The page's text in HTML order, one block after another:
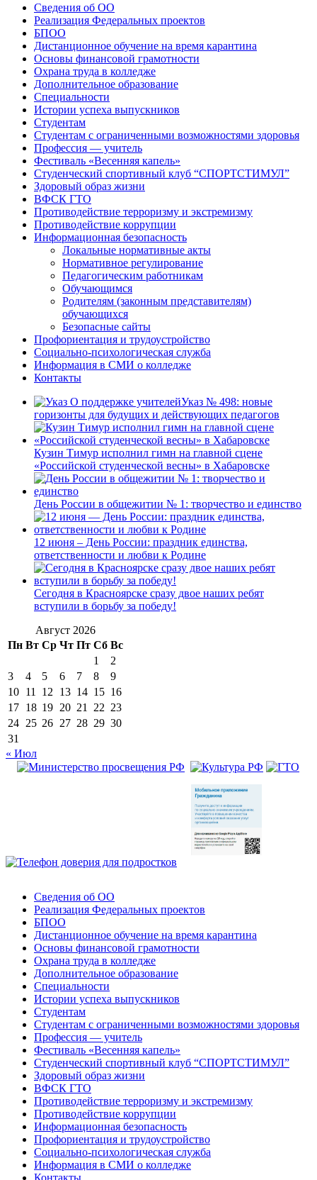
Сведения об ОО
Реализация Федеральных проектов
БПОО
Дистанционное обучение на время карантина
Основы финансовой грамотности
Охрана труда в колледже
Дополнительное образование
Специальности
Истории успеха выпускников
Студентам
Студентам с ограниченными возможностями здоровья
Профессия — учитель
Фестиваль «Весенняя капель»
Студенческий спортивный клуб “СПОРТСТИМУЛ”
Здоровый образ жизни
ВФСК ГТО
Противодействие терроризму и экстремизму
Противодействие коррупции
Информационная безопасность
Локальные нормативные акты
Нормативное регулирование
Педагогическим работникам
Обучающимся
Родителям (законным представителям)
обучающихся
Безопасные сайты
Профориентация и трудоустройство
Социально-психологическая служба
Информация в СМИ о колледже
Контакты
Указ № 498: новые
горизонты для будущих и действующих педагогов
Кузин Тимур исполнил гимн на главной сцене
«Российской студенческой весны» в Хабаровске
День России в общежитии № 1: творчество и единство
12 июня – День России: праздник единства,
ответственности и любви к Родине
Сегодня в Красноярске сразу двое наших ребят
вступили в борьбу за победу!
Август 2026
Пн Вт Ср Чт Пт Сб Вс
1
2
3
4 5 6 7 8
9
10 11 12 13 14 15 16
17 18 19 20 21 22 23
24 25 26 27 28 29 30
31
« Июл
Сведения об ОО
Реализация Федеральных проектов
БПОО
Дистанционное обучение на время карантина
Основы финансовой грамотности
Охрана труда в колледже
Дополнительное образование
Специальности
Истории успеха выпускников
Студентам
Студентам с ограниченными возможностями здоровья
Профессия — учитель
Фестиваль «Весенняя капель»
Студенческий спортивный клуб “СПОРТСТИМУЛ”
Здоровый образ жизни
ВФСК ГТО
Противодействие терроризму и экстремизму
Противодействие коррупции
Информационная безопасность
Профориентация и трудоустройство
Социально-психологическая служба
Информация в СМИ о колледже
Контакты